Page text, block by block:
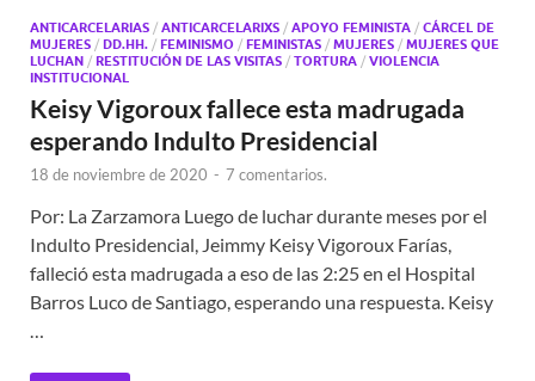
ANTICARCELARIAS / ANTICARCELARIXS / APOYO FEMINISTA / CÁRCEL DE
MUJERES / DD.HH. / FEMINISMO / FEMINISTAS / MUJERES / MUJERES QUE
LUCHAN / RESTITUCIÓN DE LAS VISITAS / TORTURA / VIOLENCIA
INSTITUCIONAL
Keisy Vigoroux fallece esta madrugada
esperando Indulto Presidencial
18 de noviembre de 2020 - 7 comentarios.
Por: La Zarzamora Luego de luchar durante meses por el
Indulto Presidencial, Jeimmy Keisy Vigoroux Farías,
falleció esta madrugada a eso de las 2:25 en el Hospital
Barros Luco de Santiago, esperando una respuesta. Keisy